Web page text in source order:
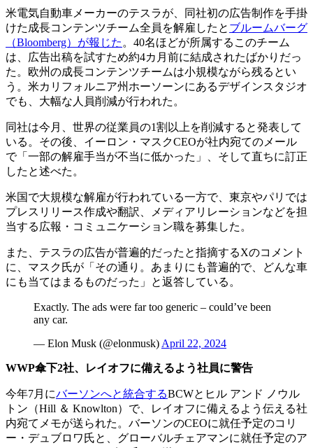
米電気自動車メーカーのテスラが、同社初の広告制作を手掛
けた成長コンテンツチーム全員を解雇したと ブルームバーグ
（Bloomberg）が報じた 。40名ほどが所属するこのチーム
は、広告出稿を試すため約4カ月前に結成されたばかりだっ
た。欧州の成長コンテンツチームは小規模ながら残るとい
う。米カリフォルニア州ホーソーンにあるデザインスタジオ
でも、大幅な人員削減が行われた。
同社は今月、世界の従業員の1割以上を削減すると発表して
いる。その後、イーロン・マスクCEOが社内宛てのメール
で「一部の解雇手当が不当に低かった」、そして直ちに訂正
したと述べた。
米国で大規模な解雇が行われている一方で、東京やパリでは
プレスリリース作成や翻訳、メディアリレーションなどを担
当する広報・コミュニケーション職を募集した。
また、テスラの広告が普遍的だったと指摘するXのコメント
に、マスク氏が「その通り。あまりにも普遍的で、どんな車
にも当てはまるものだった」と返答している。
Exactly. The ads were far too generic – could’ve been
any car.
— Elon Musk (@elonmusk) April 22, 2024
WWP傘下2社、レイオフに備えるよう社員に警告
今年7月にバーソンへと統合するBCWとヒル アンド ノウル
トン（Hill ＆ Knowlton）で、レイオフに備えるよう伝える社
内宛てメモが送られた。バーソンのCEOに就任予定のコリ
ー・デュブロワ氏と、グローバルチェアマンに就任予定のア